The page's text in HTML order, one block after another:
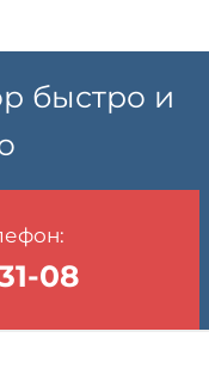
быстро и
08